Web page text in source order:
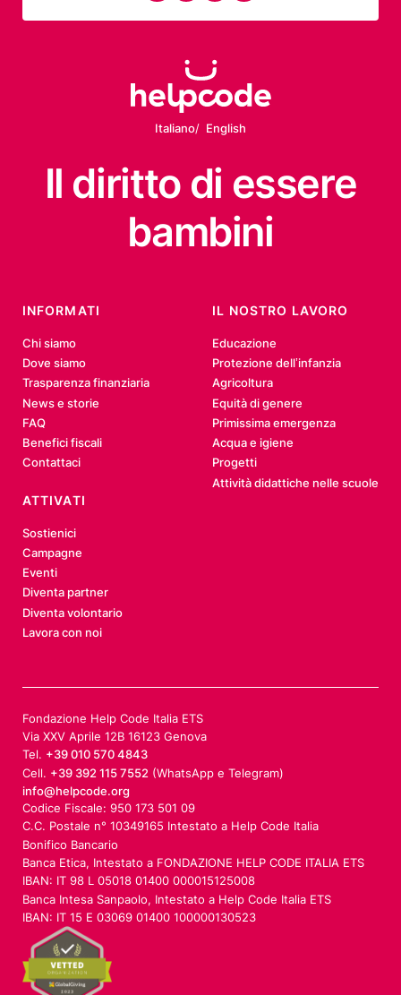
Italiano English
Il diritto di essere
bambini
INFORMATI
Chi siamo
Dove siamo
Trasparenza finanziaria
News e storie
FAQ
Benefici fiscali
Contattaci
IL NOSTRO LAVORO
Educazione
Protezione dell’infanzia
Agricoltura
Equità di genere
Primissima emergenza
Acqua e igiene
Progetti
Attività didattiche nelle scuole
ATTIVATI
Sostienici
Campagne
Eventi
Diventa partner
Diventa volontario
Lavora con noi
Fondazione Help Code Italia ETS
Via XXV Aprile 12B 16123 Genova
Tel. +39 010 570 4843
Cell. +39 392 115 7552 (WhatsApp e Telegram)
info@helpcode.org
Codice Fiscale: 950 173 501 09
C.C. Postale n° 10349165 Intestato a Help Code Italia
Bonifico Bancario
Banca Etica, Intestato a FONDAZIONE HELP CODE ITALIA ETS
IBAN: IT 98 L 05018 01400 000015125008
Banca Intesa Sanpaolo, Intestato a Help Code Italia ETS
IBAN: IT 15 E 03069 01400 100000130523